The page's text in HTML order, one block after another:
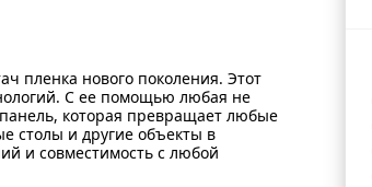
пленка нового поколения. Этот
С ее помощью любая не
которая превращает любые
столы и другие объекты в
и совместимость с любой